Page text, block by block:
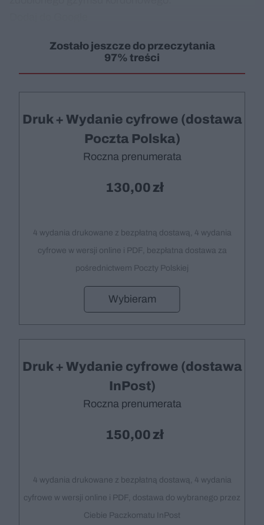
Zostało jeszcze do przeczytania
97% treści
Druk + Wydanie cyfrowe (dostawa
Poczta Polska)
Roczna prenumerata
130,00
4 wydania drukowane z bezpłatną dostawą, 4 wydania
cyfrowe w wersji online i PDF, bezpłatna dostawa za
pośrednictwem Poczty Polskiej
Wybieram
Druk + Wydanie cyfrowe (dostawa
InPost)
Roczna prenumerata
150,00
4 wydania drukowane z bezpłatną dostawą, 4 wydania
cyfrowe w wersji online i PDF, dostawa do wybranego przez
Ciebie Paczkomatu InPost